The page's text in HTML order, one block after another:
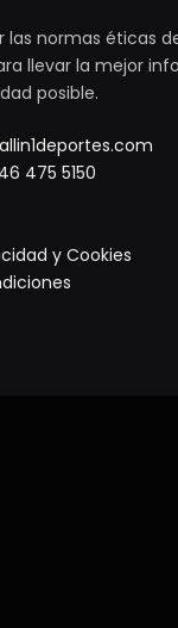
las normas éticas
llevar la mejor
posible.
475 5150
y Cookies